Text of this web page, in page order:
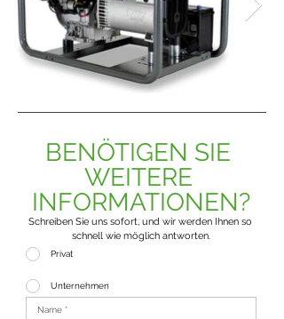
BENÖTIGEN SIE
WEITERE
INFORMATIONEN?
Schreiben Sie uns sofort, und wir werden Ihnen so
schnell wie möglich antworten.
Privat
Unternehmen